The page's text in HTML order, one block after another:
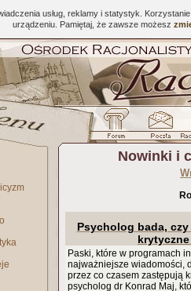
usług, reklamy i statystyk.
urządzeniu. Pamiętaj, że zawsze możesz
Nowinki i
Psycholog bada,
Paski, które w programach
najważniejsze wiadomości,
przez co czasem zastępują
psycholog dr Konrad Maj,